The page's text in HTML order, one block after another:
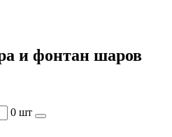
и фонтан шаров
0 шт